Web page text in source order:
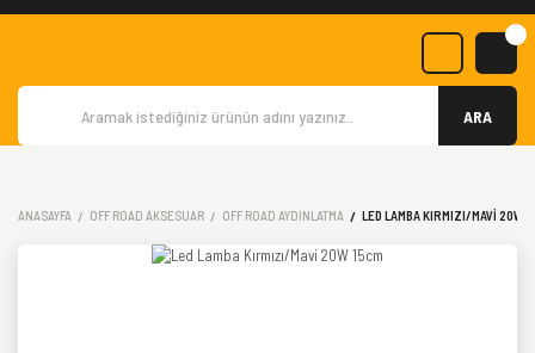
ARA
ANASAYFA OFF ROAD AKSESUAR OFF ROAD AYDINLATMA LED LAMBA KIRMIZI/MAVI 20W